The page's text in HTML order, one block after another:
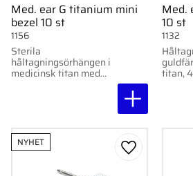
Med. ear G titanium mini
bezel 10 st
Sterila
håltagningsörhängen i
medicinsk titan med
1156
Med.
10 st
titan,
1132
NYHET
Lägg till i